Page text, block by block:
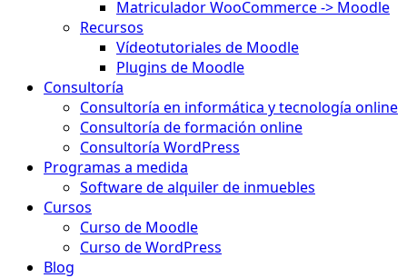
Matriculador WooCommerce -> Moodle
Recursos
Vídeotutoriales de Moodle
Plugins de Moodle
Consultoría
Consultoría en informática y tecnología online
Consultoría de formación online
Consultoría WordPress
Programas a medida
Software de alquiler de inmuebles
Cursos
Curso de Moodle
Curso de WordPress
Blog